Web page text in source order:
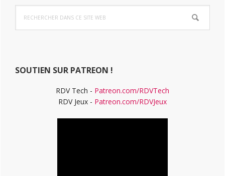
latérale
dans
ce
SOUTIEN SUR PATREON !
RDV Tech - Patreon.com/RDVTech
RDV Jeux - Patreon.com/RDVJeux